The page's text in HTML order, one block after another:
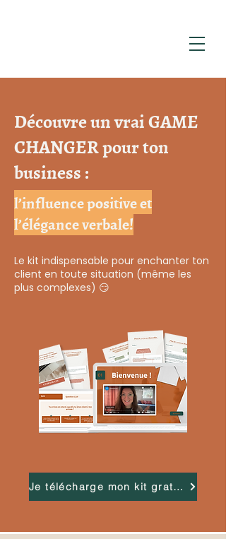
Découvre un vrai GAME
CHANGER pour ton
business :
l’influence positive et
l’élégance verbale!
Le kit indispensable pour enchanter ton
client en toute situation (même les
plus complexes) 😏
Je télécharge mon kit gratuit !